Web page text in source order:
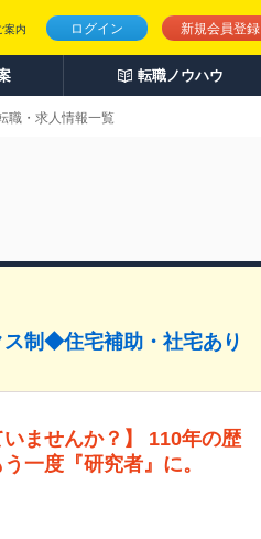
ログイン 新規会員登録
案内
転職ノウハウ
職・求人情報一覧
制◆住宅補助・社宅あり
いませんか？】 110年の歴
一度『研究者』に。